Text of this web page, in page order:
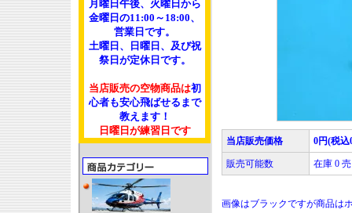
月曜日午後、火曜日から
金曜日の11:00～18:00、
営業日です。
土曜日、日曜日、及び祝
祭日が定休日です。
当店販売の空物商品は初
心者も安心飛ばせるまで
教えます！
日曜日が練習日です
当店販売価格 0円(税込
販売可能数 在庫 0
画像はブラックですが商品は